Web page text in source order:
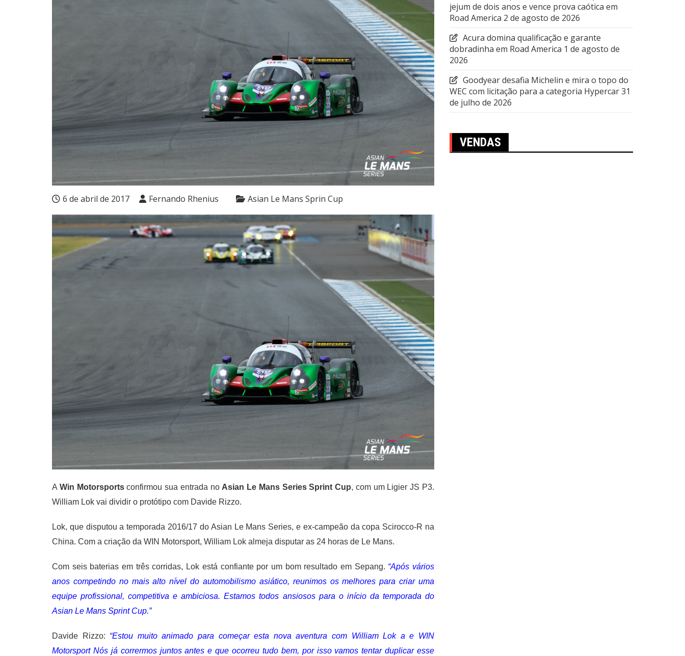
6 de abril de 2017 Fernando Rhenius Asian Le Mans Sprin Cup
A Win Motorsportsconfirmou sua entrada no Asian Le Mans Series Sprint Cup, com um Ligier JS P3.
William Lok vai dividir o protótipo com Davide Rizzo.
Lok, que disputou a temporada 2016/17 do Asian Le Mans Series, e ex-campeão da copa Scirocco-R na
China. Com a criação da WIN Motorsport, William Lok almeja disputar as 24 horas de Le Mans.
Com seis baterias em três corridas, Lok está confiante por um bom resultado em Sepang. “Após vários
anos competindo no mais alto nível do automobilismo asiático, reunimos os melhores para criar uma
equipe profissional, competitiva e ambiciosa. Estamos todos ansiosos para o início da temporada do
Asian Le Mans Sprint Cup.”
Davide Rizzo: “Estou muito animado para começar esta nova aventura com William Lok a e WIN
Motorsport Nós já corrermos juntos antes e que ocorreu tudo bem, por isso vamos tentar duplicar esse
jejum de dois anos e vence prova caótica em
Road America 2 de agosto de 2026
Acura domina qualificação e garante
dobradinha em Road America 1 de agosto de
2026
Goodyear desafia Michelin e mira o topo do
WEC com licitação para a categoria Hypercar31
de julho de 2026
VENDAS